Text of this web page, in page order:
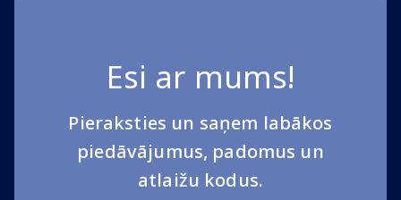
Esi ar mums!
Pieraksties un saņem labākos
piedāvājumus, padomus un
atlaižu kodus.